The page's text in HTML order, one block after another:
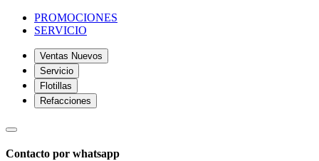
PROMOCIONES
SERVICIO
Ventas Nuevos
Servicio
Flotillas
Refacciones
Contacto por whatsapp